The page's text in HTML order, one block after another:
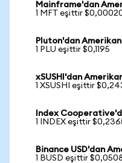
Mainframe'dan
1 MFT eşittir
Pluton'dan
1 PLU eşittir $0,1195
xSUSHI'dan
1 XSUSHI eşittir
Index
1 INDEX eşittir
Binance USD'dan
1 BUSD eşittir $0,0508